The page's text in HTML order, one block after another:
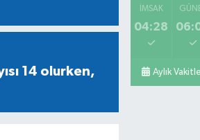
14 olurken,
İMSAK
04:28
Aylık